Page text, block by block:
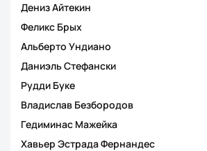
Дениз Айтекин
Феликс Брых
Альберто Ундиано
Даниэль Стефански
Рудди Буке
Владислав Безбородов
Гедиминас Мажейка
Хавьер Эстрада Фернандес